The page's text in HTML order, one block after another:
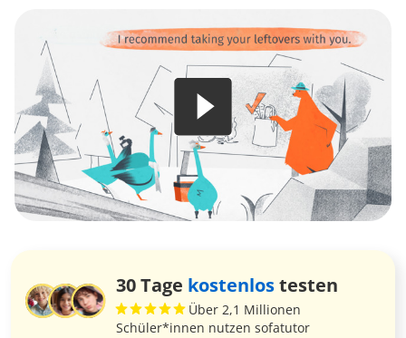
30 Tage kostenlostesten
Über 2,1 Millionen
Schüler*innen nutzen sofatutor